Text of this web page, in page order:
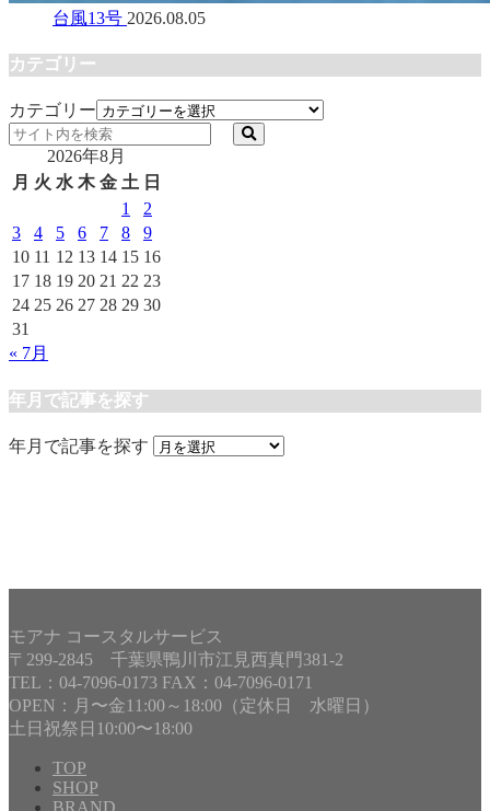
台風13号 2026.08.05
カテゴリー
カテゴリー
2026年8月
月 火 水 木 金 土 日
1
2
3
4 5 6 7 8
9
10 11 12 13 14 15 16
17 18 19 20 21 22 23
24 25 26 27 28 29 30
31
« 7月
年月で記事を探す
年月で記事を探す
モアナ コースタルサービス
〒299-2845 千葉県鴨川市江見西真門381-2
TEL：04-7096-0173 FAX：04-7096-0171
OPEN：月〜金11:00～18:00（定休日 水曜日）
土日祝祭日10:00〜18:00
TOP
SHOP
BRAND